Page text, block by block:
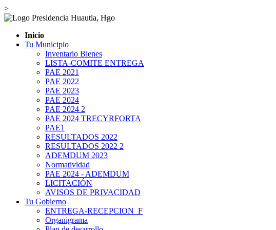
>
Inicio
Tu Municipio
Inventario Bienes
LISTA-COMITE ENTREGA
PAE 2021
PAE 2022
PAE 2023
PAE 2024
PAE 2024 2
PAE 2024 TRECYRFORTA
PAE1
RESULTADOS 2022
RESULTADOS 2022 2
ADEMDUM 2023
Normatividad
PAE 2024 - ADEMDUM
LICITACIÓN
AVISOS DE PRIVACIDAD
Tu Gobierno
ENTREGA-RECEPCION_F
Organigrama